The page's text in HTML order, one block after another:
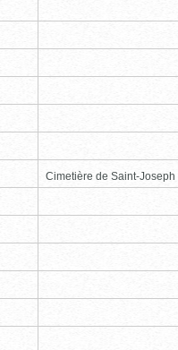
Cimetière de Saint-Joseph